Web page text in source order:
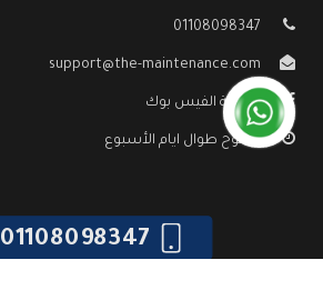
01108098347
support@the-maintenance.com
صفحة الفيس بوك
مفتوح طوال ايام الأسبوع
01108098347